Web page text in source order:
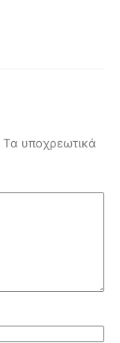
Τα υποχρεωτικά